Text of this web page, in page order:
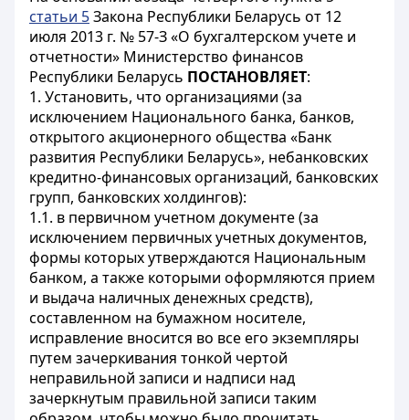
статьи 5Закона Республики Беларусь от 12
июля 2013 г. № 57-З «О бухгалтерском учете и
отчетности» Министерство финансов
Республики Беларусь ПОСТАНОВЛЯЕТ:
1. Установить, что организациями (за
исключением Национального банка, банков,
открытого акционерного общества «Банк
развития Республики Беларусь», небанковских
кредитно-финансовых организаций, банковских
групп, банковских холдингов):
1.1. в первичном учетном документе (за
исключением первичных учетных документов,
формы которых утверждаются Национальным
банком, а также которыми оформляются прием
и выдача наличных денежных средств),
составленном на бумажном носителе,
исправление вносится во все его экземпляры
путем зачеркивания тонкой чертой
неправильной записи и надписи над
зачеркнутым правильной записи таким